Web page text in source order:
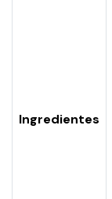
Ingredientes